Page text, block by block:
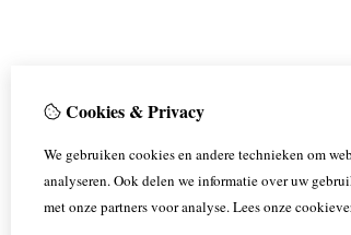
Cookies & Privacy
We gebruiken cookies en andere technieken om
analyseren. Ook delen we informatie over uw
met onze partners voor analyse.Lees onze